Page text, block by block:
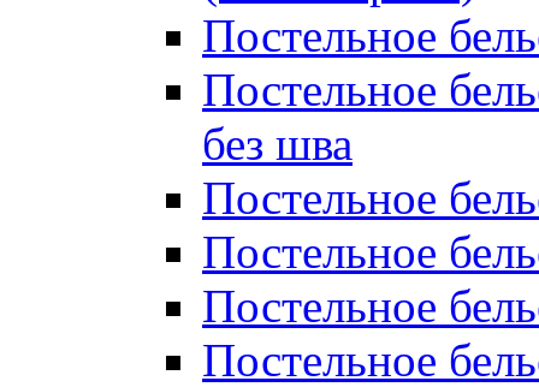
Постельное
Постельное
без шва
Постельное
Постельное
Постельное
Постельное